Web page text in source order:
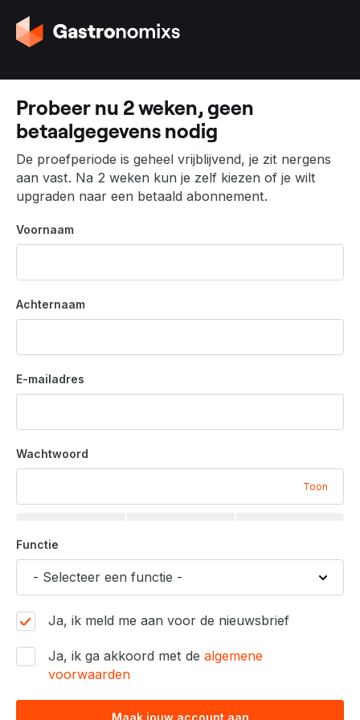
G
a
a
a
r
d
e
h
o
e
p
g
i
n
Probeer nu 2 weken, geen
betaalgegevens nodig
De proefperiode is geheel vrijblijvend, je zit nergens
aan vast. Na 2 weken kun je zelf kiezen of je wilt
upgraden naar een betaald abonnement.
Voornaam
Achternaam
E-mailadres
Wachtwoord
Toon
Functie
Ja, ik meld me aan voor de nieuwsbrief
Ja, ik ga akkoord met de algemene
voorwaarden
Maak jouw account aan